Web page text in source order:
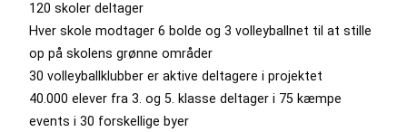
120 skoler deltager
Hver skole modtager 6 bolde og 3 volleyballnet til at stille
op på skolens grønne områder
30 volleyballklubber er aktive deltagere i projektet
40.000 elever fra 3. og 5. klasse deltager i 75 kæmpe
events i 30 forskellige byer